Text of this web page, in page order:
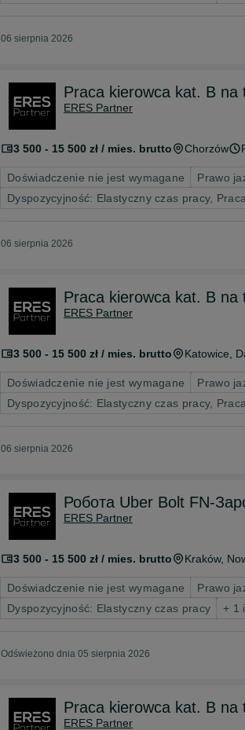
06 sierpnia 2026
Praca kierowca kat. B na
ERES Partner
3 500 - 15 500 zł / mies. brutto Chorzów
Doświadczenie nie jest wymagane Prawo
Dyspozycyjność: Elastyczny czas pracy,
06 sierpnia 2026
Praca kierowca kat. B na
ERES Partner
3 500 - 15 500 zł / mies. brutto Katowice ,
Doświadczenie nie jest wymagane Prawo
Dyspozycyjność: Elastyczny czas pracy,
06 sierpnia 2026
Робота Uber Bolt FN-
ERES Partner
3 500 - 15 500 zł / mies. brutto Kraków,
Doświadczenie nie jest wymagane Prawo
Dyspozycyjność: Elastyczny czas pracy
+ 1
Odświeżono dnia 05 sierpnia 2026
Praca kierowca kat. B na
ERES Partner